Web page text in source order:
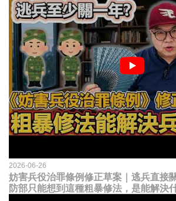
2026-06-26
妨害兵役治罪條例修正草案｜逃兵直接
防部只能想到這種粗暴修法，是能解決